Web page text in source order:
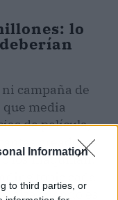
Information
to third parties, or
lo
campaña de
media
de película,
creadoras
o los maquillan.
alza cuando es